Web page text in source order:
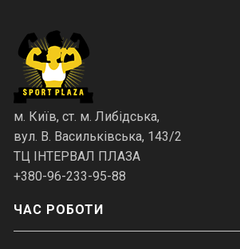
м. Київ, ст. м. Либідська,
вул. В. Васильківська, 143/2
ТЦ ІНТЕРВАЛ ПЛАЗА
+380-96-233-95-88
ЧАС РОБОТИ